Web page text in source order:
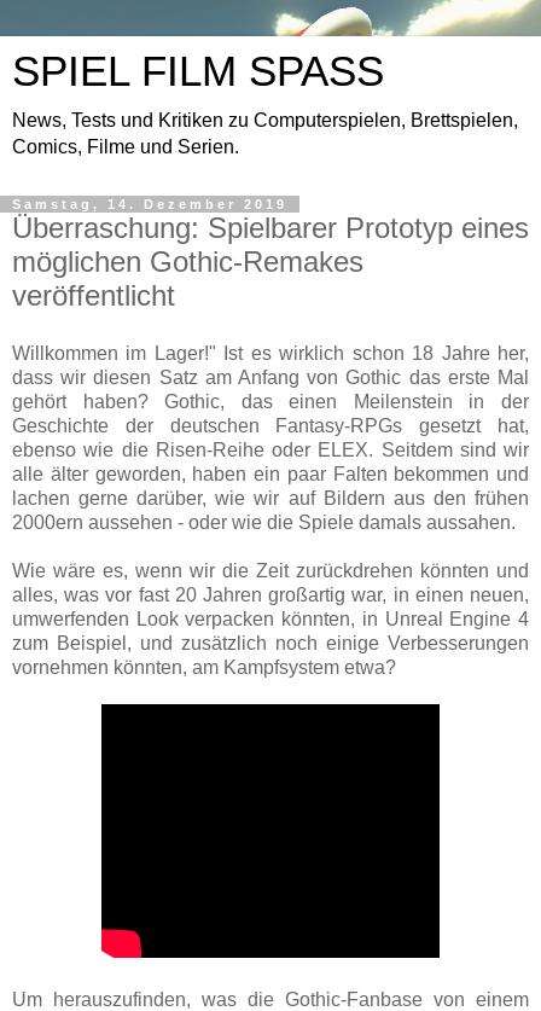
SPIEL FILM SPASS
News, Tests und Kritiken zu Computerspielen, Brettspielen,
Comics, Filme und Serien.
Samstag, 14. Dezember 2019
Überraschung: Spielbarer Prototyp eines
möglichen Gothic-Remakes
veröffentlicht
Willkommen im Lager!" Ist es wirklich schon 18 Jahre her,
dass wir diesen Satz am Anfang von Gothic das erste Mal
gehört haben? Gothic, das einen Meilenstein in der
Geschichte der deutschen Fantasy-RPGs gesetzt hat,
ebenso wie die Risen-Reihe oder ELEX. Seitdem sind wir
alle älter geworden, haben ein paar Falten bekommen und
lachen gerne darüber, wie wir auf Bildern aus den frühen
2000ern aussehen - oder wie die Spiele damals aussahen.
Wie wäre es, wenn wir die Zeit zurückdrehen könnten und
alles, was vor fast 20 Jahren großartig war, in einen neuen,
umwerfenden Look verpacken könnten, in Unreal Engine 4
zum Beispiel, und zusätzlich noch einige Verbesserungen
vornehmen könnten, am Kampfsystem etwa?
Um herauszufinden, was die Gothic-Fanbase von einem